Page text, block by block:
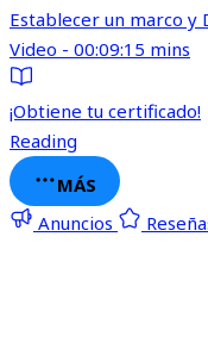
Establecer un marco y
Video - 00:09:15 mins
¡Obtiene tu certificado!
Reading
MÁS
Anuncios